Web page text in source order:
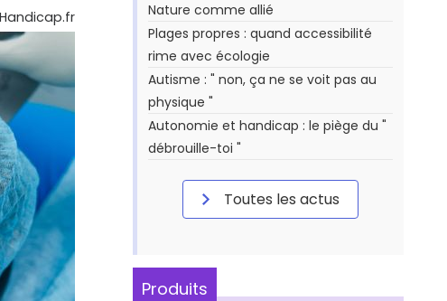
Nature comme allié
Plages propres : quand accessibilité
rime avec écologie
Autisme : " non, ça ne se voit pas au
physique "
Autonomie et handicap : le piège du "
débrouille-toi "
Toutes les actus
Produits